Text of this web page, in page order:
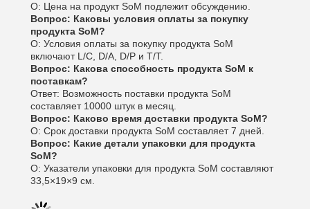
О: Цена на продукт SoM подлежит обсуждению.
Вопрос: Каковы условия оплаты за покупку
продукта SoM?
О: Условия оплаты за покупку продукта SoM
включают L/C, D/A, D/P и T/T.
Вопрос: Какова способность продукта SoM к
поставкам?
Ответ: Возможность поставки продукта SoM
составляет 10000 штук в месяц.
Вопрос: Каково время доставки продукта SoM?
О: Срок доставки продукта SoM составляет 7 дней.
Вопрос: Какие детали упаковки для продукта
SoM?
О: Указатели упаковки для продукта SoM составляют
33,5×19×9 см.